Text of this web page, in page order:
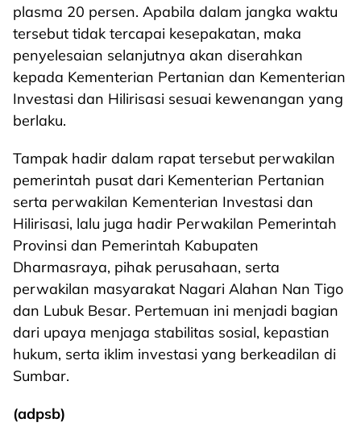
plasma 20 persen. Apabila dalam jangka waktu
tersebut tidak tercapai kesepakatan, maka
penyelesaian selanjutnya akan diserahkan
kepada Kementerian Pertanian dan Kementerian
Investasi dan Hilirisasi sesuai kewenangan yang
berlaku.
Tampak hadir dalam rapat tersebut perwakilan
pemerintah pusat dari Kementerian Pertanian
serta perwakilan Kementerian Investasi dan
Hilirisasi, lalu juga hadir Perwakilan Pemerintah
Provinsi dan Pemerintah Kabupaten
Dharmasraya, pihak perusahaan, serta
perwakilan masyarakat Nagari Alahan Nan Tigo
dan Lubuk Besar. Pertemuan ini menjadi bagian
dari upaya menjaga stabilitas sosial, kepastian
hukum, serta iklim investasi yang berkeadilan di
Sumbar.
(adpsb)